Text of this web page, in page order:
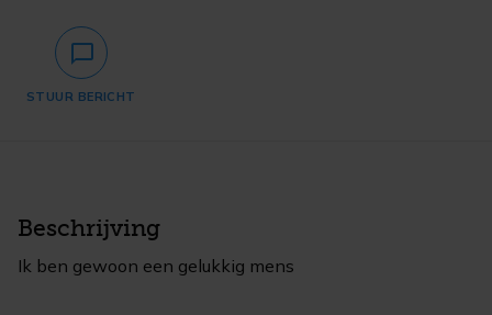
chat_bubble_outlined
STUUR BERICHT
Beschrijving
Ik ben gewoon een gelukkig mens